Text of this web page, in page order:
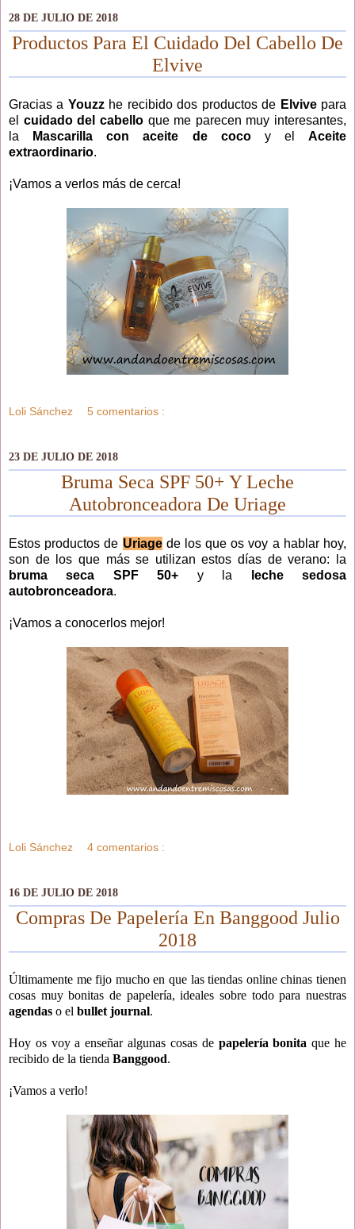
28 DE JULIO DE 2018
Productos Para El Cuidado Del Cabello De
Elvive
Gracias a Youzzhe recibido dos productos de Elvivepara
el cuidado del cabello que me parecen muy interesantes,
la
Mascarilla con aceite de cocoy el Aceite
extraordinario.
¡Vamos a verlos más de cerca!
Loli Sánchez 5 comentarios :
23 DE JULIO DE 2018
Bruma Seca SPF 50+ Y Leche
Autobronceadora De Uriage
Estos productos de Uriagede los que os voy a hablar hoy,
son de los que más se utilizan estos días de verano: la
bruma seca SPF 50+ y la
leche sedosa
autobronceadora.
¡Vamos a conocerlos mejor!
Loli Sánchez 4 comentarios :
16 DE JULIO DE 2018
Compras De Papelería En Banggood Julio
2018
Últimamente me fijo mucho en que las tiendas online chinas tienen
cosas muy bonitas de papelería, ideales sobre todo para nuestras
agendas o el bullet journal.
Hoy os voy a enseñar algunas cosas de papelería bonita que he
recibido de la tienda Banggood.
¡Vamos a verlo!